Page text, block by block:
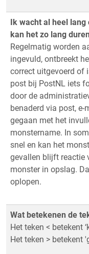
Ik wacht al heel
kan het zo lang
Regelmatig worden
ingevuld, ontbreekt
correct uitgevoerd of
post bij PostNL iets
door de
benaderd via post,
gegaan met het
monstername. In
snel en kan het
gevallen blijft reactie
monster in opslag.
oplopen.
Wat betekenen de
Het teken < betekent
Het teken > betekent